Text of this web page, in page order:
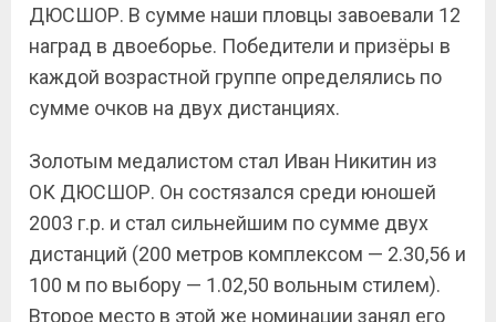
ДЮСШОР. В сумме наши пловцы завоевали 12
наград в двоеборье. Победители и призёры в
каждой возрастной группе определялись по
сумме очков на двух дистанциях.
Золотым медалистом стал Иван Никитин из
ОК ДЮСШОР. Он состязался среди юношей
2003 г.р. и стал сильнейшим по сумме двух
дистанций (200 метров комплексом — 2.30,56 и
100 м по выбору — 1.02,50 вольным стилем).
Второе место в этой же номинации занял его